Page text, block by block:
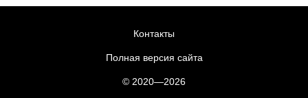
Контакты
Полная версия сайта
© 2020—2026